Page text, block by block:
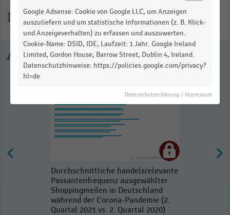
Informationen zur Statistik
Ausgewählte Statistiken
Durchschnittliche handelsrelevante
Passantenfrequenz ausgewählter
Shoppingmeilen in Deutschland
während der Corona-Pandemie (2.
Quartal 2021 vs. 2. Quartal 2020)
Google Adsense: Cookie von Google LLC, um Anzeigen
auszuliefern und um statistische Informationen (z. B. Klick-
und Anzeigeverhalten) zu erfassen und auszuwerten.
Cookie-Name: DSID, IDE, Laufzeit: 1 Jahr. Google Ireland
Limited, Gordon House, Barrow Street, Dublin 4, Ireland.
Datenschutzhinweise: https://policies.google.com/privacy?
hl=de
Datenschutzerklärung Impressum